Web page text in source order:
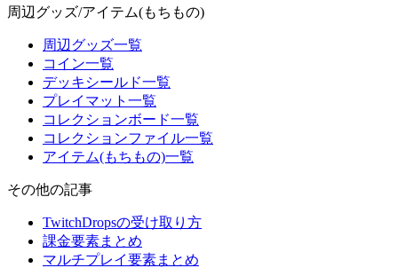
周辺グッズ/アイテム(もちもの)
周辺グッズ一覧
コイン一覧
デッキシールド一覧
プレイマット一覧
コレクションボード一覧
コレクションファイル一覧
アイテム(もちもの)一覧
その他の記事
TwitchDropsの受け取り方
課金要素まとめ
マルチプレイ要素まとめ